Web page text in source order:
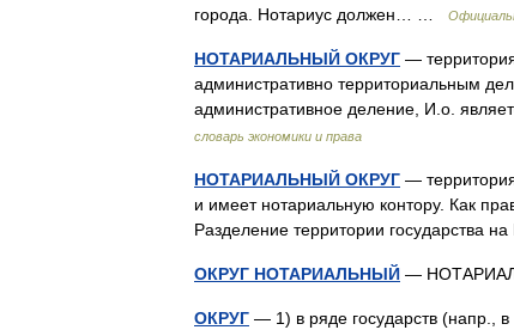
города. Нотариус должен… …
НОТАРИАЛЬНЫЙ ОКРУГ —
административно территориальным
административное деление, И.о.
словарь экономики и права
НОТАРИАЛЬНЫЙ ОКРУГ —
и имеет нотариальную контору. Как
Разделение территории государства
ОКРУГ НОТАРИАЛЬНЫЙ —
ОКРУГ — 1) в ряде государств (напр.,